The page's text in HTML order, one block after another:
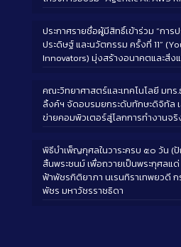
ประกาศรายชื่อผู้มีสิทธิ์เข้าร่วม “การ
ประดิษฐ์ และนวัตกรรม ครั้งที่ 11”
Innovators) มุ่งสร้างอนาคตและสิ่
คณะวิทยาศาสตร์และเทคโนโลยี มท
ลิ้งค์ฯ จัดอบรมยกระดับทักษะดิจิทัล เ
ข่ายคอมพิวเตอร์สู่โลกการทำงานจริ
พิธีบำเพ็ญกุศลในวาระครบ ๕๐ วัน
สิ้นพระชนม์ เพื่อถวายเป็นพระกุศลแด่
ฟ้าพัชรกิติยาภา นเรนทิราเทพยวดี
พัชร มหาวัชรราชธิดา